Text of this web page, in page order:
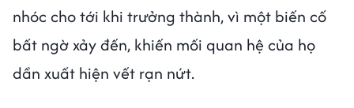
nhóc cho tới khi trưởng thành, vì một biến cố
bất ngờ xảy đến, khiến mối quan hệ của họ
dần xuất hiện vết rạn nứt.